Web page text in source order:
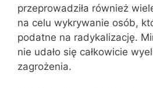
przeprowadziła również
na celu wykrywanie osób,
podatne na radykalizację.
nie udało się całkowicie
zagrożenia.